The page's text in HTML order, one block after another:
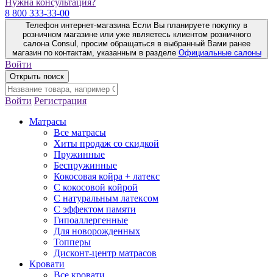
Нужна консультация?
8 800 333-33-00
Телефон интернет-магазина Если Вы планируете покупку в
розничном магазине или уже являетесь клиентом розничного
салона Consul, просим обращаться в выбранный Вами ранее
магазин по контактам, указанным в разделе Официальные салоны
Войти
Открыть поиск
Войти Регистрация
Матрасы
Все матрасы
Хиты продаж со скидкой
Пружинные
Беспружинные
Кокосовая койра + латекс
С кокосовой койрой
С натуральным латексом
С эффектом памяти
Гипоаллергенные
Для новорожденных
Топперы
Дисконт-центр матрасов
Кровати
Все кровати